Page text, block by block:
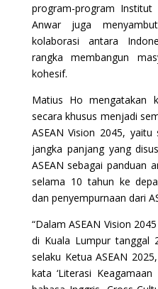
program-program
Anwar juga
kolaborasi antara
rangka membangun
kohesif.
Matius Ho mengatakan
secara khusus menjadi
ASEAN Vision 2045,
jangka panjang yang
ASEAN sebagai panduan
selama 10 tahun ke
dan penyempurnaan dari
“Dalam ASEAN Vision
di Kuala Lumpur tanggal
selaku Ketua ASEAN
kata ‘Literasi